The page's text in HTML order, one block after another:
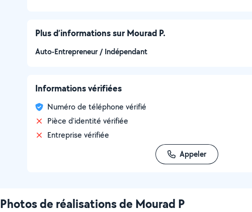
Plus d’informations sur Mourad P.
Auto-Entrepreneur / Indépendant
Informations vérifiées
Numéro de téléphone vérifié
Pièce d'identité vérifiée
Entreprise vérifiée
Appeler
Photos de réalisations de Mourad P